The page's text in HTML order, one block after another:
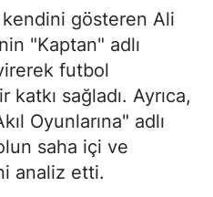
kendini gösteren Ali
"Kaptan" adlı
futbol
sağladı. Ayrıca,
Oyunlarına" adlı
saha içi ve
analiz etti.